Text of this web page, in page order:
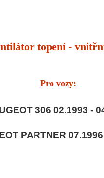
topení -
Pro vozy:
306 02.1993 -
PARTNER